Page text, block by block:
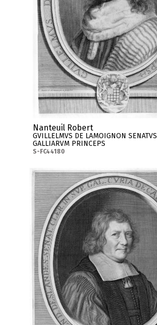
Nanteuil Robert
GVILLELMVS DE LAMOIGNON SENATVS
GALLIARVM PRINCEPS
S-FC44180